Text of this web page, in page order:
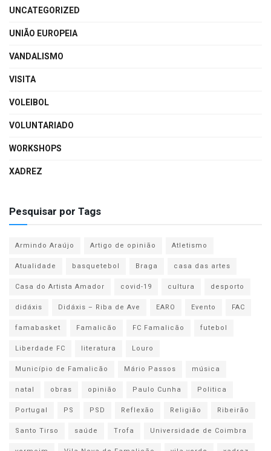
UNCATEGORIZED
UNIÃO EUROPEIA
VANDALISMO
VISITA
VOLEIBOL
VOLUNTARIADO
WORKSHOPS
XADREZ
Pesquisar por Tags
Armindo Araújo Artigo de opinião
Atletismo
Atualidade
basquetebol Braga
casa das artes
Casa do Artista Amador
covid-19 cultura
desporto
didáxis
Didáxis – Riba de Ave EARO Evento
FAC
famabasket
Famalicão FC Famalicão
futebol
Liberdade FC
literatura
Louro
Município de Famalicão
Mário Passos
música
natal
obras opinião Paulo Cunha
Politica
Portugal
PS PSD Reflexão Religião
Ribeirão
Santo Tirso
saúde Trofa
Universidade de Coimbra